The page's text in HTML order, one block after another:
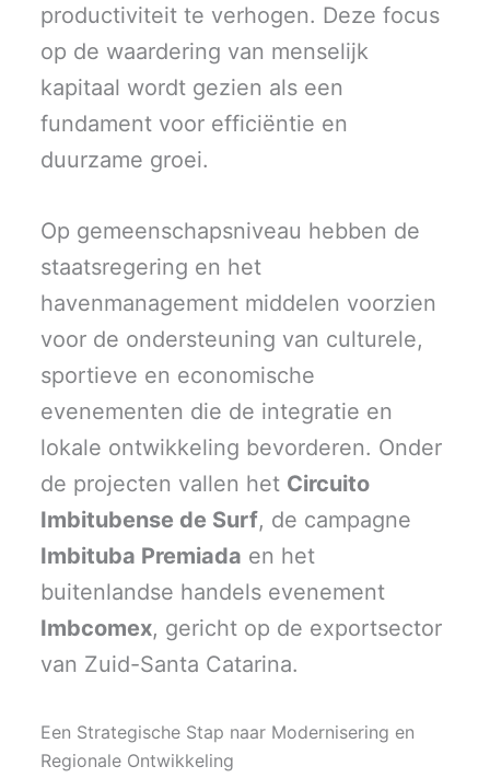
productiviteit te verhogen. Deze focus
op de waardering van menselijk
kapitaal wordt gezien als een
fundament voor efficiëntie en
duurzame groei.
Op gemeenschapsniveau hebben de
staatsregering en het
havenmanagement middelen voorzien
voor de ondersteuning van culturele,
sportieve en economische
evenementen die de integratie en
lokale ontwikkeling bevorderen. Onder
de projecten vallen het Circuito
Imbitubense de Surf, de campagne
Imbituba Premiada en het
buitenlandse handels evenement
Imbcomex, gericht op de exportsector
van Zuid-Santa Catarina.
Een Strategische Stap naar Modernisering en
Regionale Ontwikkeling